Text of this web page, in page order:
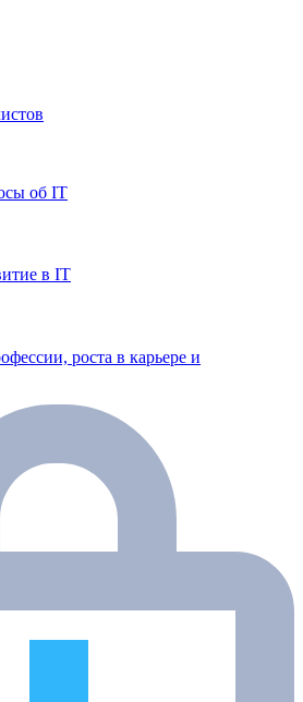
об IT
в IT
роста в карьере и